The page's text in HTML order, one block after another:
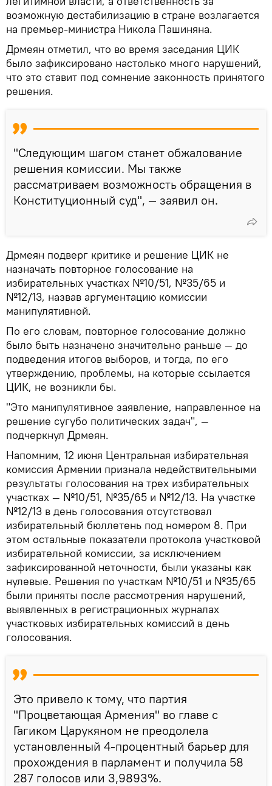
возможную дестабилизацию в стране возлагается
на премьер-министра Никола Пашиняна.
Дрмеян отметил, что во время заседания ЦИК
было зафиксировано настолько много нарушений,
что это ставит под сомнение законность принятого
решения.
"Следующим шагом станет обжалование
решения комиссии. Мы также
рассматриваем возможность обращения в
Конституционный суд", — заявил он.
Дрмеян подверг критике и решение ЦИК не
назначать повторное голосование на
избирательных участках №10/51, №35/65 и
№12/13, назвав аргументацию комиссии
манипулятивной.
По его словам, повторное голосование должно
было быть назначено значительно раньше — до
подведения итогов выборов, и тогда, по его
утверждению, проблемы, на которые ссылается
ЦИК, не возникли бы.
"Это манипулятивное заявление, направленное на
решение сугубо политических задач", —
подчеркнул Дрмеян.
Напомним, 12 июня Центральная избирательная
комиссия Армении признала недействительными
результаты голосования на трех избирательных
участках — №10/51, №35/65 и №12/13. На участке
№12/13 в день голосования отсутствовал
избирательный бюллетень под номером 8. При
этом остальные показатели протокола участковой
избирательной комиссии, за исключением
зафиксированной неточности, были указаны как
нулевые. Решения по участкам №10/51 и №35/65
были приняты после рассмотрения нарушений,
выявленных в регистрационных журналах
участковых избирательных комиссий в день
голосования.
Это привело к тому, что партия
"Процветающая Армения" во главе с
Гагиком Царукяном не преодолела
установленный 4-процентный барьер для
прохождения в парламент и получила 58
287 голосов или 3,9893%.